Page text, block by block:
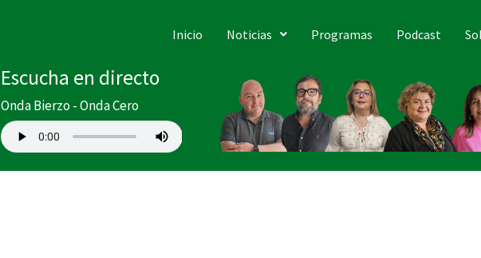
Inicio Noticias Programas Podcast
Escucha en directo
Onda Bierzo - Onda Cero